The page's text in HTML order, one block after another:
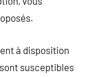
à disposition
susceptibles